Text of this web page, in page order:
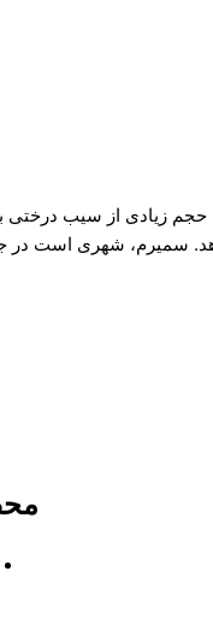
زیادی از سیب درختی
سمیرم، شهری است در